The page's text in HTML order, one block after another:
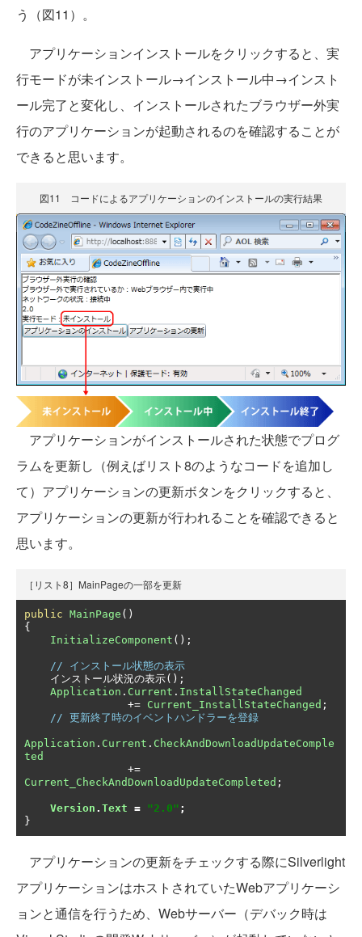
う（図11）。
アプリケーションインストールをクリックすると、実
行モードが未インストール→インストール中→インスト
ール完了と変化し、インストールされたブラウザー外実
行のアプリケーションが起動されるのを確認することが
できると思います。
図11 コードによるアプリケーションのインストールの実行結果
アプリケーションがインストールされた状態でプログ
ラムを更新し（例えばリスト8のようなコードを追加し
て）アプリケーションの更新ボタンをクリックすると、
アプリケーションの更新が行われることを確認できると
思います。
［リスト8］MainPageの一部を更新
public MainPage ()
{
InitializeComponent ();
// インストール状態の表示
インストール状況の表示();
Application . Current . InstallStateChanged
+= Current_InstallStateChanged ;
// 更新終了時のイベントハンドラーを登録
Application . Current . CheckAndDownloadUpdateComple
ted
+=
Current_CheckAndDownloadUpdateCompleted ;
Version . Text = "2.0" ;
}
アプリケーションの更新をチェックする際にSilverlight
アプリケーションはホストされていたWebアプリケーシ
ョンと通信を行うため、Webサーバー（デバック時は